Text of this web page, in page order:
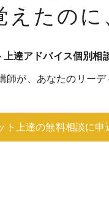
えたの
上達アドバイス個別相
師が、あなたのリー
ト上達の無料相談に申